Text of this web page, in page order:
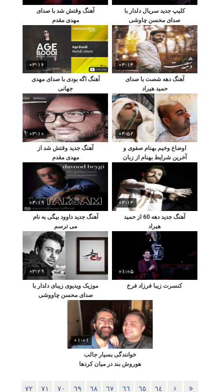
کلیپ جدید سریال دلدار با
صدای محسن چاوشی
آهنگ وقتش شد با صدای
مهدی مقدم
04:14
آهنگ دهه شصت با صدای
حمید هیراد
03:16
آهنگ اگه بودی با صدای مهدی
جهانی
04:52
اوضاع وخیم بهنام صفوی و
آخرین شرایط بهنام از زبان
پدرش
03:10
آهنگ جدید وقتش شد از
مهدی مقدم
04:14
آهنگ جدید دهه 60 از حمید
هیراد
04:19
آهنگ جدید داوود بیگی به نام
می ترسم
01:05
کنسرت زیبا فرزاد فرخ
03:29
موزیک ویدیوی زیبای دلدار با
صدای محسن چاووشی
01:01
خوانندگی بسیار جالب
هوروش بند در میان کردها
٦٤ ٦٥ ٦٦ ٦٧ ٦٨ ٦٩ ٧٠ ٧١ ٧٢